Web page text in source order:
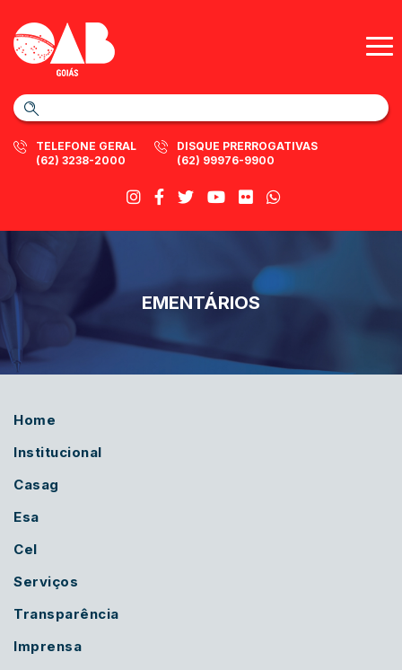
TELEFONE GERAL
(62) 3238-2000
DISQUE PRERROGATIVAS
(62) 99976-9900
EMENTÁRIOS
Home
Institucional
Casag
Esa
Cel
Serviços
Transparência
Imprensa